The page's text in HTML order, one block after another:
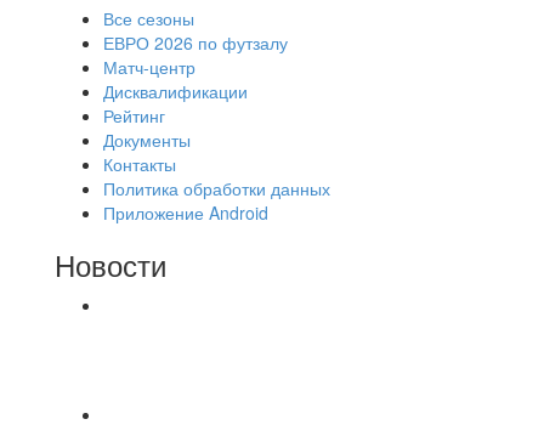
Все сезоны
ЕВРО 2026 по футзалу
Матч-центр
Дисквалификации
Рейтинг
Документы
Контакты
Политика обработки данных
Приложение Android
Новости